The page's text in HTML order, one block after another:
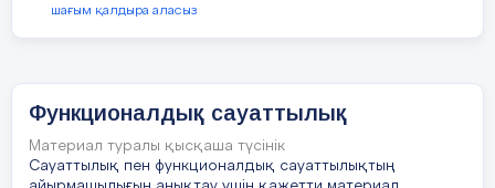
ШЕКТЕЛМЕЙ, ОНЫ КЕРIСIНШЕ, ӘЛЕУМЕТТ IК
5 слайд
МҰНДАҒЫ БАСШЫЛЫҚҚА АЛЫНАТЫН САПАЛАР
-өмір бойы білім алуға дайын тұру өз кәсібін
дұрыс таңдай алу шешім қабылдай алу
шағым қалдыра аласыз
Функционалдық сауаттылық
Материал туралы қысқаша түсінік
Сауаттылық пен функционалдық сауаттылықтың